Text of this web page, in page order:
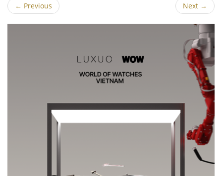
← Previous Next →